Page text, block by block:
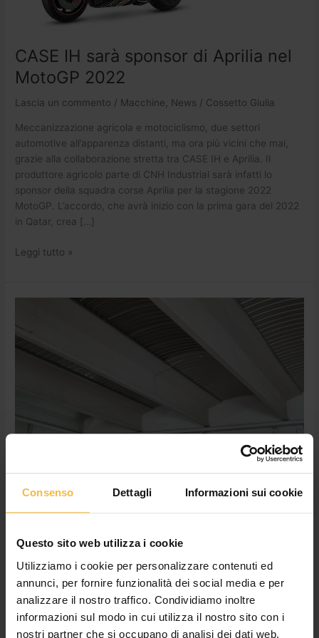
Consenso Dettagli Informazioni sui cookie
Questo sito web utilizza i cookie
Utilizziamo i cookie per personalizzare contenuti ed
annunci, per fornire funzionalità dei social media e per
analizzare il nostro traffico. Condividiamo inoltre
informazioni sul modo in cui utilizza il nostro sito con i
nostri partner che si occupano di analisi dei dati web,
CASE IH sarà sponsor di Aprilia nel
MotoGP 2022
Lascia un commento / Macchine News / Cossetto Giulia
Meccanizzazione agricola e motociclismo, due settori
automotive all’apparenza distanti, ma ora più vicini che mai,
grazie alla collaborazione stretta tra CASE IH e Aprilia. Il
produttore agricolo parte di CNH Industrial sarà infatti lo
sponsor della squadra corse Aprilia per la stagione 2022
MotoGP. L’accordo, che avrà inizio con la prima gara del 2022
in Qatar, crea […]
MotoGP
Leggi tutto »
Case IH innovazione al top: ecco
l’Optum AFS Connect
innovazione
al